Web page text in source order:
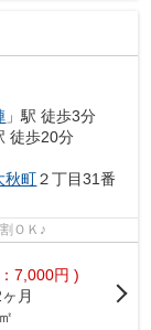
」駅 徒歩3分
徒歩20分
秋町２丁目31番
ＯＫ♪
7,000円 )
月